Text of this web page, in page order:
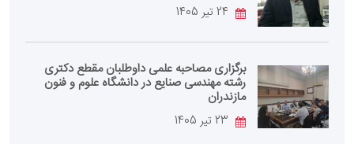
برگزاری مصاحبه علمی داوطلبان مقطع دکتری
رشته مهندسی صنایع در دانشگاه علوم و فنون
مازندران